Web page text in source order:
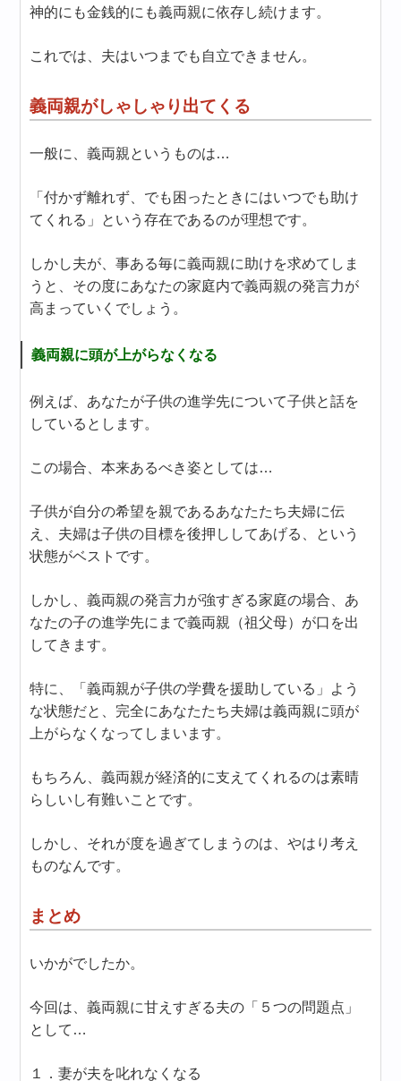
神的にも金銭的にも義両親に依存し続けます。
これでは、夫はいつまでも自立できません。
義両親がしゃしゃり出てくる
一般に、義両親というものは…
「付かず離れず、でも困ったときにはいつでも助け
てくれる」という存在であるのが理想です。
しかし夫が、事ある毎に義両親に助けを求めてしま
うと、その度にあなたの家庭内で義両親の発言力が
高まっていくでしょう。
義両親に頭が上がらなくなる
例えば、あなたが子供の進学先について子供と話を
しているとします。
この場合、本来あるべき姿としては…
子供が自分の希望を親であるあなたたち夫婦に伝
え、夫婦は子供の目標を後押ししてあげる、という
状態がベストです。
しかし、義両親の発言力が強すぎる家庭の場合、あ
なたの子の進学先にまで義両親（祖父母）が口を出
してきます。
特に、「義両親が子供の学費を援助している」よう
な状態だと、完全にあなたたち夫婦は義両親に頭が
上がらなくなってしまいます。
もちろん、義両親が経済的に支えてくれるのは素晴
らしいし有難いことです。
しかし、それが度を過ぎてしまうのは、やはり考え
ものなんです。
まとめ
いかがでしたか。
今回は、義両親に甘えすぎる夫の「５つの問題点」
として…
１．妻が夫を叱れなくなる